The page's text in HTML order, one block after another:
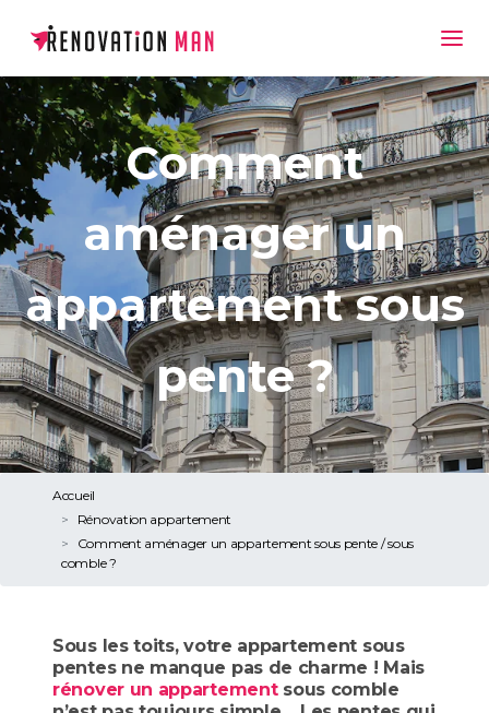
Comment
aménager un
appartement sous
pente ?
Accueil
Rénovation appartement
Comment aménager un appartement sous pente / sous
comble ?
Sous les toits, votre appartement sous
pentes ne manque pas de charme ! Mais
rénover un appartementsous comble